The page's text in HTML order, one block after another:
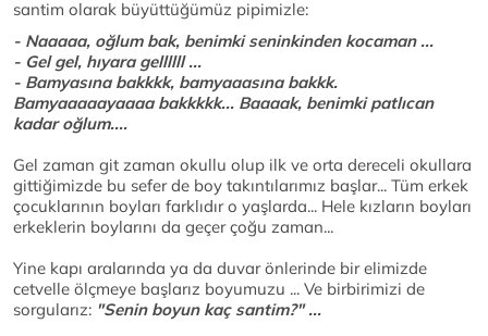
santim olarak büyüttüğümüz pipimizle:
- Naaaaa, oğlum bak, benimki seninkinden kocaman ...
- Gel gel, hıyara gellllll ...
- Bamyasına bakkkk, bamyaaasına bakkk.
Bamyaaaaayaaaa bakkkkk... Baaaak, benimki patlıcan
kadar oğlum....
Gel zaman git zaman okullu olup ilk ve orta dereceli okullara
gittiğimizde bu sefer de boy takıntılarımız başlar... Tüm erkek
çocuklarının boyları farklıdır o yaşlarda... Hele kızların boyları
erkeklerin boylarını da geçer çoğu zaman...
Yine kapı aralarında ya da duvar önlerinde bir elimizde
cetvelle ölçmeye başlarız boyumuzu ... Ve birbirimizi de
sorgularız: "Senin boyun kaç santim?" ...